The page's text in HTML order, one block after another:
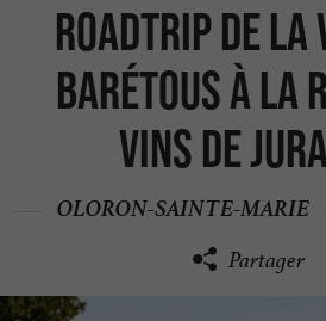
Roadtrip de la
Barétous à la
vins de
OLORON-SAINTE-MARIE
Partager